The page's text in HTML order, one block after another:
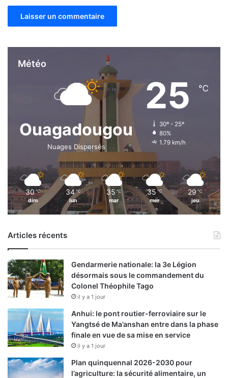
Météo
Ouagadougou
Nuages Dispersés
25 ℃
30º - 25º
80%
1.79 km/h
30 ℃
dim
34 ℃
lun
35 ℃
mar
35 ℃
mer
29 ℃
jeu
Articles récents
Gendarmerie nationale: la 3e Légion
désormais sous le commandement du
Colonel Théophile Tago
il y a 1 jour
Anhui: le pont routier-ferroviaire sur le
Yangtsé de Ma’anshan entre dans la phase
finale en vue de sa mise en service
il y a 1 jour
Plan quinquennal 2026-2030 pour
l’agriculture: la sécurité alimentaire, un